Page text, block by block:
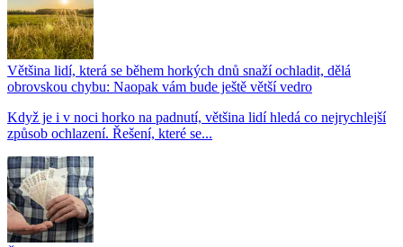
Většina lidí, která se během horkých dnů snaží ochladit, dělá
obrovskou chybu: Naopak vám bude ještě větší vedro
Když je i v noci horko na padnutí, většina lidí hledá co nejrychlejší
způsob ochlazení. Řešení, které se...